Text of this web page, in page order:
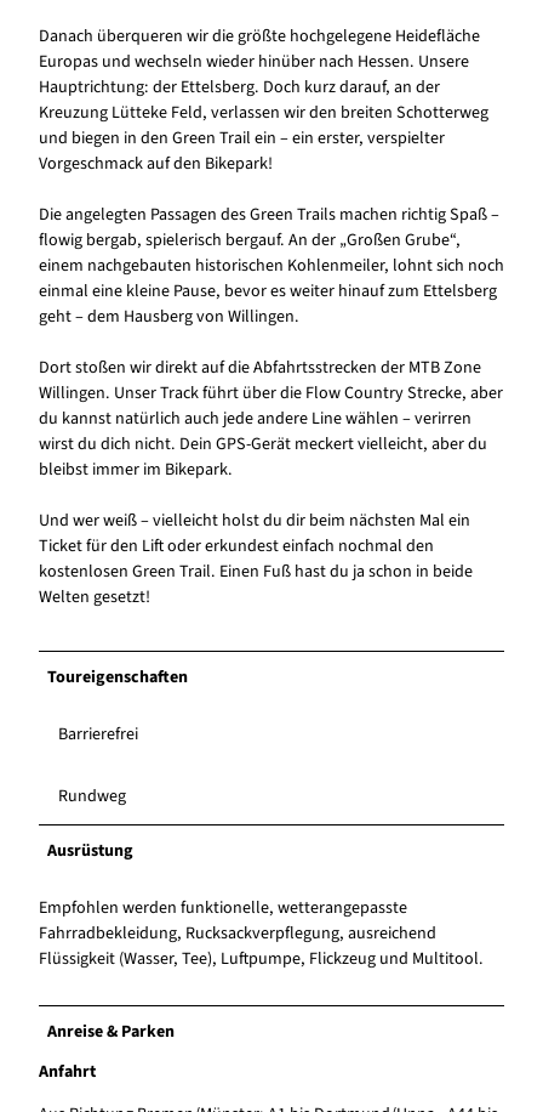
Danach überqueren wir die größte hochgelegene Heidefläche
Europas und wechseln wieder hinüber nach Hessen. Unsere
Hauptrichtung: der Ettelsberg. Doch kurz darauf, an der
Kreuzung Lütteke Feld, verlassen wir den breiten Schotterweg
und biegen in den Green Trail ein – ein erster, verspielter
Vorgeschmack auf den Bikepark!
Die angelegten Passagen des Green Trails machen richtig Spaß –
flowig bergab, spielerisch bergauf. An der „Großen Grube“,
einem nachgebauten historischen Kohlenmeiler, lohnt sich noch
einmal eine kleine Pause, bevor es weiter hinauf zum Ettelsberg
geht – dem Hausberg von Willingen.
Dort stoßen wir direkt auf die Abfahrtsstrecken der MTB Zone
Willingen. Unser Track führt über die Flow Country Strecke, aber
du kannst natürlich auch jede andere Line wählen – verirren
wirst du dich nicht. Dein GPS-Gerät meckert vielleicht, aber du
bleibst immer im Bikepark.
Und wer weiß – vielleicht holst du dir beim nächsten Mal ein
Ticket für den Lift oder erkundest einfach nochmal den
kostenlosen Green Trail. Einen Fuß hast du ja schon in beide
Welten gesetzt!
Toureigenschaften
Barrierefrei
Rundweg
Ausrüstung
Empfohlen werden funktionelle, wetterangepasste
Fahrradbekleidung, Rucksackverpflegung, ausreichend
Flüssigkeit (Wasser, Tee), Luftpumpe, Flickzeug und Multitool.
Anreise & Parken
Anfahrt